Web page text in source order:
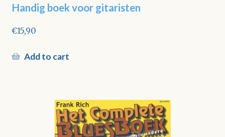
Handig boek voor gitaristen
€15,90
Add to cart